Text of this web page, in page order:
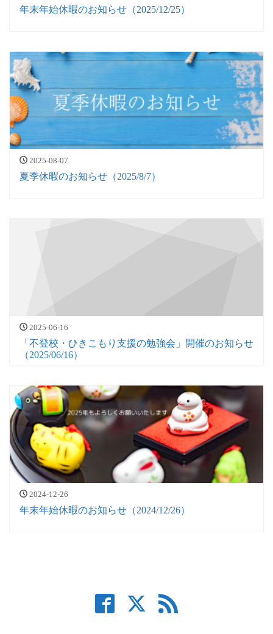
年末年始休暇のお知らせ（2025/12/25）
2025-08-07
夏季休暇のお知らせ（2025/8/7）
2025-06-16
「不登校・ひきこもり支援の勉強会」開催のお知らせ
（2025/06/16）
2024-12-26
年末年始休暇のお知らせ（2024/12/26）